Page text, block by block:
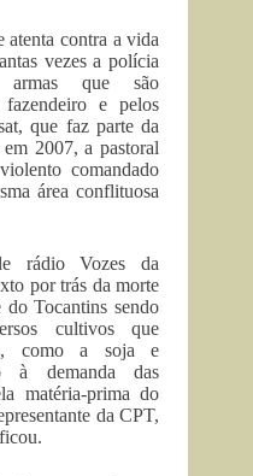
atenta contra a vida
vezes a polícia
armas que são
fazendeiro e pelos
que faz parte da
2007, a pastoral
comandado
área conflituosa
rádio Vozes da
por trás da morte
Tocantins sendo
cultivos que
como a soja e
à demanda das
matéria-prima do
da CPT,